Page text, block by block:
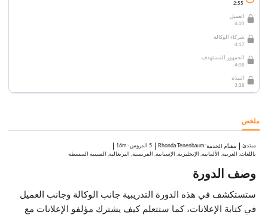
2:55
العميل
4:03
شركاء الوكالة
4:17
الجمهور المستهدف
4:08
النبذة
3:38
ملخص
مبتدئ مقدِّم الخدمة:
Rhonda Tenenbaum 5 الدروس ·
16m
باللغات: العربية, الألمانية, الإنجليزية, الإسبانية, الفرنسية, البرتغالية, الصينية المبسطة
وصف الدورة
ستستكشف في هذه الدورة التدريبية جانب الوكالة وجانب العميل
في كتابة الإعلانات، كما ستتعلم كيف يشترك مؤلفو الإعلانات مع